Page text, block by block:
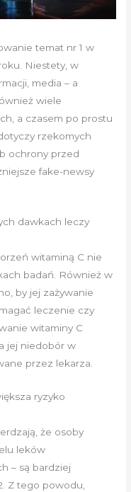
temat nr 1 w
Niestety, w
media – a
wiele
a czasem po prostu
rzekomych
ochrony przed
fake-newsy
dawkach leczy
witaminą C nie
badań. Również w
by jej zażywanie
leczenie czy
witaminy C
jej niedobór w
przez lekarza.
ryzyko
że osoby
leków
– są bardziej
Z tego powodu,